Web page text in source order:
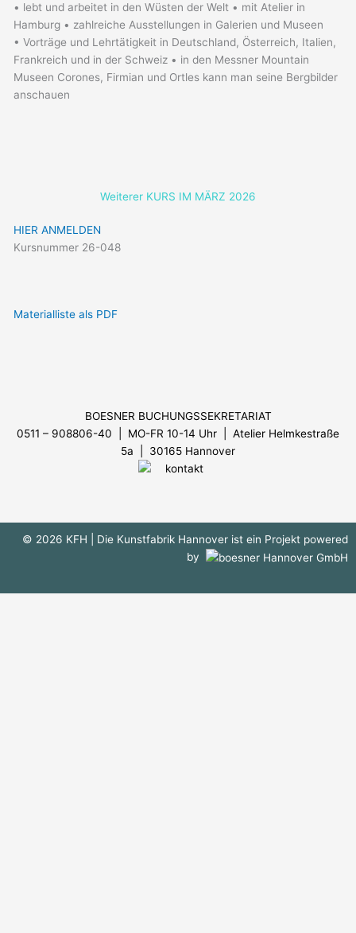
• lebt und arbeitet in den Wüsten der Welt • mit Atelier in
Hamburg • zahlreiche Ausstellungen in Galerien und Museen
• Vorträge und Lehrtätigkeit in Deutschland, Österreich, Italien,
Frankreich und in der Schweiz • in den Messner Mountain
Museen Corones, Firmian und Ortles kann man seine Bergbilder
anschauen
Weiterer KURS IM MÄRZ 2026
HIER ANMELDEN
Kursnummer 26-048
Materialliste als PDF
BOESNER BUCHUNGSSEKRETARIAT
0511 – 908806-40 | MO-FR 10-14 Uhr
| Atelier Helmkestraße
5a | 30165 Hannover
© 2026 KFH
| Die Kunstfabrik Hannover ist ein Projekt powered
by